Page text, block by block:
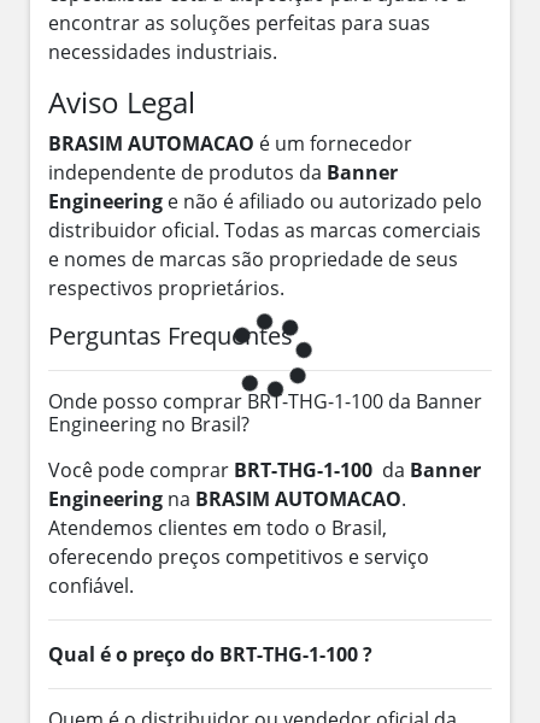
encontrar as soluções perfeitas para suas
necessidades industriais.
Aviso Legal
BRASIM AUTOMACAO é um fornecedor
independente de produtos da Banner
Engineering e não é afiliado ou autorizado pelo
distribuidor oficial. Todas as marcas comerciais
e nomes de marcas são propriedade de seus
respectivos proprietários.
Perguntas Frequentes
Onde posso comprar BRT-THG-1-100 da Banner
Engineering no Brasil?
Você pode comprar BRT-THG-1-100 da Banner
Engineering na BRASIM AUTOMACAO.
Atendemos clientes em todo o Brasil,
oferecendo preços competitivos e serviço
confiável.
Qual é o preço do BRT-THG-1-100 ?